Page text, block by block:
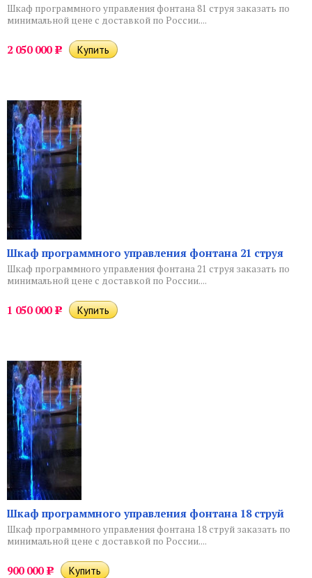
Шкаф программного управления фонтана 81 струя заказать по
минимальной цене с доставкой по России....
2 050 000 Р
Шкаф программного управления фонтана 21 струя
Шкаф программного управления фонтана 21 струя заказать по
минимальной цене с доставкой по России....
1 050 000 Р
Шкаф программного управления фонтана 18 струй
Шкаф программного управления фонтана 18 струй заказать по
минимальной цене с доставкой по России....
900 000 Р